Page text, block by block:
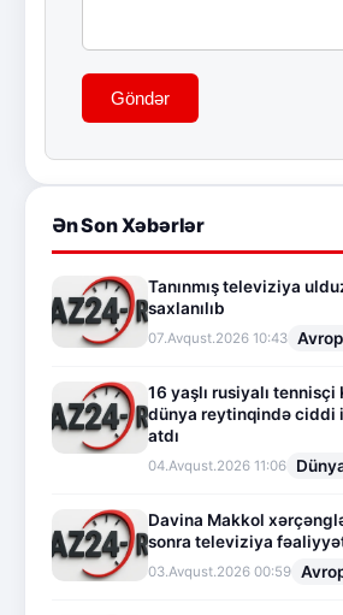
Göndər
Ən Son Xəbərlər
Tanınmış televiziya
saxlanılıb
07.Avqust.2026 10:43
16 yaşlı rusiyalı
dünya reytinqində ciddi
atdı
04.Avqust.2026 11:06
Davina Makkol
sonra televiziya
03.Avqust.2026 00:59